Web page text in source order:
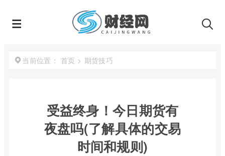
当前位置： 首页 > 期货技巧
受益终身！今日期货有
夜盘吗(了解具体的交易
时间和规则)